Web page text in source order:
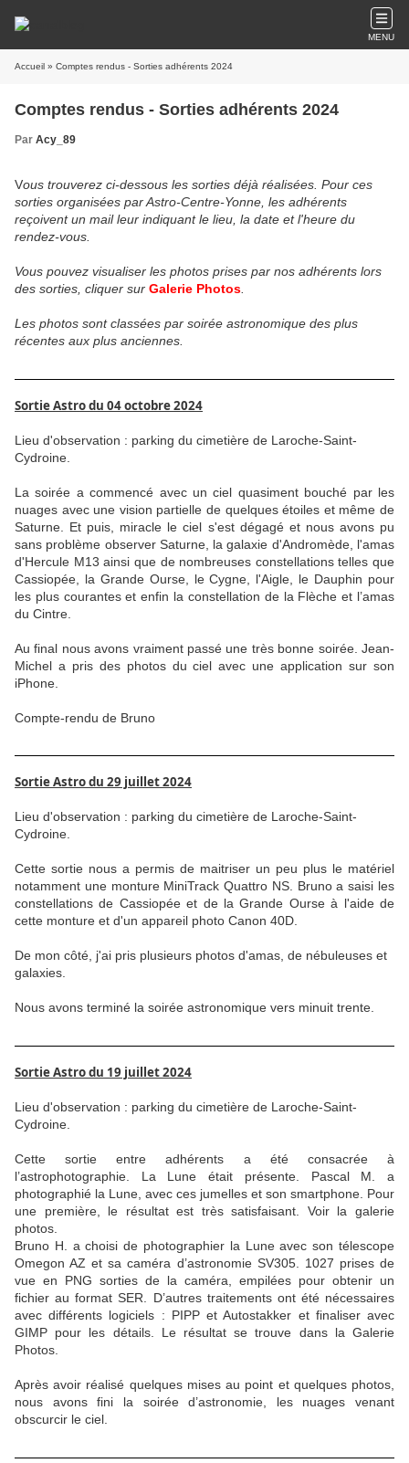
MENU
Accueil » Comptes rendus - Sorties adhérents 2024
Comptes rendus - Sorties adhérents 2024
Par Acy_89
Vous trouverez ci-dessous les sorties déjà réalisées. Pour ces
sorties organisées par Astro-Centre-Yonne, les adhérents
reçoivent un mail leur indiquant le lieu, la date et l'heure du
rendez-vous.
Vous pouvez visualiser les photos prises par nos adhérents lors
des sorties, cliquer sur Galerie Photos
Les photos sont classées par soirée astronomique des plus
récentes aux plus anciennes.
Sortie Astro du 04 octobre 2024
Lieu d'observation : parking du cimetière de Laroche-Saint-
Cydroine.
La soirée a commencé avec un ciel quasiment bouché par les
nuages avec une vision partielle de quelques étoiles et même de
Saturne. Et puis, miracle le ciel s'est dégagé et nous avons pu
sans problème observer Saturne, la galaxie d'Andromède, l'amas
d'Hercule M13 ainsi que de nombreuses constellations telles que
Cassiopée, la Grande Ourse, le Cygne, l'Aigle, le Dauphin pour
les plus courantes et enfin la constellation de la Flèche et l’amas
du Cintre.
Au final nous avons vraiment passé une très bonne soirée. Jean-
Michel a pris des photos du ciel avec une application sur son
iPhone.
Compte-rendu de Bruno
Sortie Astro du 29 juillet 2024
Lieu d'observation : parking du cimetière de Laroche-Saint-
Cydroine.
Cette sortie nous a permis de maitriser un peu plus le matériel
notamment une monture MiniTrack Quattro NS. Bruno a saisi les
constellations de Cassiopée et de la Grande Ourse à l'aide de
cette monture et d'un appareil photo Canon 40D.
De mon côté, j'ai pris plusieurs photos d'amas, de nébuleuses et
galaxies.
Nous avons terminé la soirée astronomique vers minuit trente.
Sortie Astro du 19 juillet 2024
Lieu d'observation : parking du cimetière de Laroche-Saint-
Cydroine.
Cette sortie entre adhérents a été consacrée à
l’astrophotographie. La Lune était présente. Pascal M. a
photographié la Lune, avec ces jumelles et son smartphone. Pour
une première, le résultat est très satisfaisant. Voir la galerie
photos.
Bruno H. a choisi de photographier la Lune avec son télescope
Omegon AZ et sa caméra d’astronomie SV305. 1027 prises de
vue en PNG sorties de la caméra, empilées pour obtenir un
fichier au format SER. D’autres traitements ont été nécessaires
avec différents logiciels : PIPP et Autostakker et finaliser avec
GIMP pour les détails. Le résultat se trouve dans la Galerie
Photos.
Après avoir réalisé quelques mises au point et quelques photos,
nous avons fini la soirée d’astronomie, les nuages venant
obscurcir le ciel.